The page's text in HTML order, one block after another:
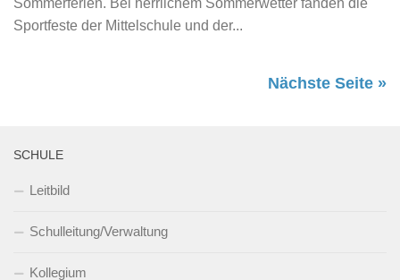
Sommerferien. Bei herrlichem Sommerwetter fanden die
Sportfeste der Mittelschule und der...
Nächste Seite »
SCHULE
Leitbild
Schulleitung/Verwaltung